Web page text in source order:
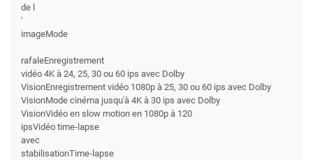
de l
'
imageMode
rafaleEnregistrement
vidéo 4K à 24, 25, 30 ou 60 ips avec Dolby
VisionEnregistrement vidéo 1080p à 25, 30 ou 60 ips avec Dolby
VisionMode cinéma jusqu'à 4K à 30 ips avec Dolby
VisionVidéo en slow motion en 1080p à 120
ipsVidéo time-lapse
avec
stabilisationTime-lapse